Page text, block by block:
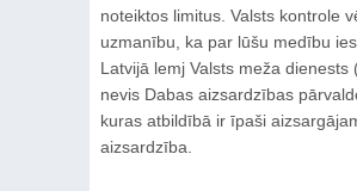
noteiktos limitus. Valsts kontrole
uzmanību, ka par lūšu medību
Latvijā lemj Valsts meža dienests
nevis Dabas aizsardzības
kuras atbildībā ir īpaši
aizsardzība.